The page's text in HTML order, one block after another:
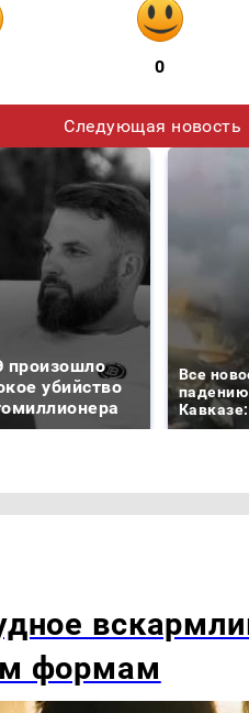
0
Следующая новость
произошло
убийство
Все
падению
формам